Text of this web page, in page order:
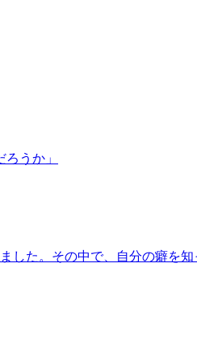
うか」
した。その中で、自分の癖を